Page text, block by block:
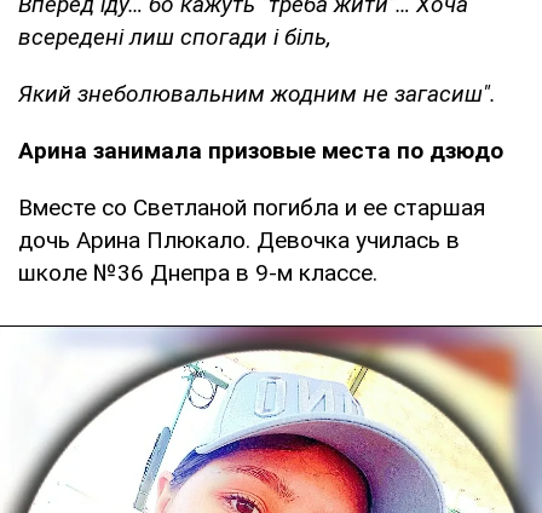
всередені лиш спогади і біль,
Який знеболювальним жодним не загасиш".
Арина занимала призовые места по дзюдо
Вместе со Светланой погибла и ее старшая
дочь Арина Плюкало. Девочка училась в
школе №36 Днепра в 9-м классе.